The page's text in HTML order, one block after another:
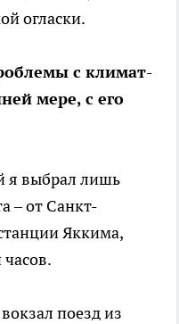
огласки.
с климат-
мере, с его
я выбрал лишь
– от Санкт-
Яккима,
поезд из